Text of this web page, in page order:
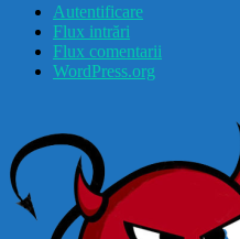
Autentificare
Flux intrări
Flux comentarii
WordPress.org